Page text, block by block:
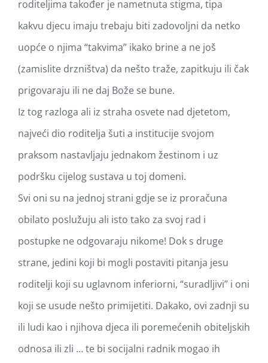
roditeljima također je nametnuta stigma, tipa
kakvu djecu imaju trebaju biti zadovoljni da netko
uopće o njima “takvima” ikako brine a ne još
(zamislite drzništva) da nešto traže, zapitkuju ili čak
prigovaraju ili ne daj Bože se bune.
Iz tog razloga ali iz straha osvete nad djetetom,
najveći dio roditelja šuti a institucije svojom
praksom nastavljaju jednakom žestinom i uz
podršku cijelog sustava u toj domeni.
Svi oni su na jednoj strani gdje se iz proračuna
obilato poslužuju ali isto tako za svoj rad i
postupke ne odgovaraju nikome! Dok s druge
strane, jedini koji bi mogli postaviti pitanja jesu
roditelji koji su uglavnom inferiorni, “suradljivi” i oni
koji se usude nešto primijetiti. Dakako, ovi zadnji su
ili ludi kao i njihova djeca ili poremećenih obiteljskih
odnosa ili zli … te bi socijalni radnik mogao ih